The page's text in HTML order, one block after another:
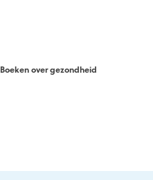
Boeken over gezondheid